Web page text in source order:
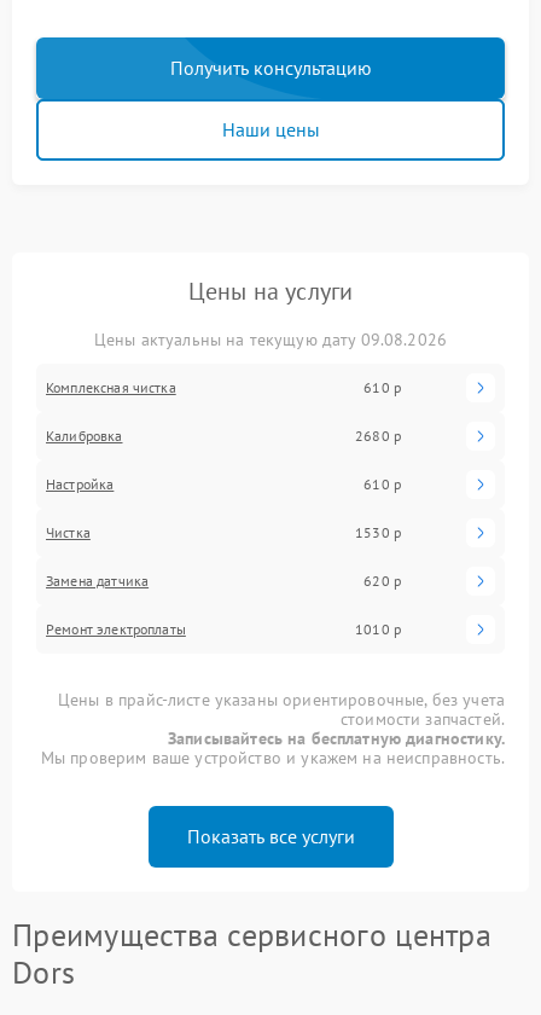
Получить консультацию
Наши цены
Цены на услуги
Цены актуальны на текущую дату 09.08.2026
Комплексная чистка 610 р
Калибровка 2680 р
Настройка 610 р
Чистка 1530 р
Замена датчика 620 р
Ремонт электроплаты 1010 р
Цены в прайс-листе указаны ориентировочные, без учета
стоимости запчастей.
Записывайтесь на бесплатную диагностику.
Мы проверим ваше устройство и укажем на неисправность.
Показать все услуги
Преимущества сервисного центра
Dors